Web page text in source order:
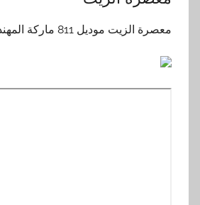
معصرة الزيت موديل 811 ماركة المهندس منسى